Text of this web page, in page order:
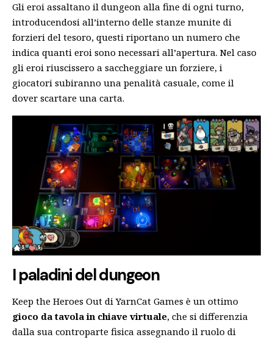
Gli eroi assaltano il dungeon alla fine di ogni turno,
introducendosi all’interno delle stanze munite di
forzieri del tesoro, questi riportano un numero che
indica quanti eroi sono necessari all’apertura. Nel caso
gli eroi riuscissero a saccheggiare un forziere, i
giocatori subiranno una penalità casuale, come il
dover scartare una carta.
I paladini del dungeon
Keep the Heroes Out di YarnCat Games è un ottimo
gioco da tavola in chiave virtuale, che si differenzia
dalla sua controparte fisica assegnando il ruolo di